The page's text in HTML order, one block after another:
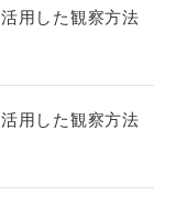
用した観察方法
用した観察方法